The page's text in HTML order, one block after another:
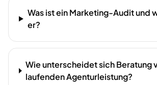
Was ist ein Marketing-Audit und
er?
Wie unterscheidet sich Beratung
laufenden Agenturleistung?